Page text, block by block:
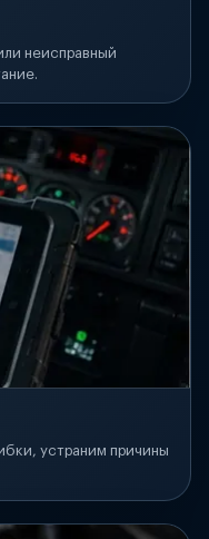
неисправный
устраним причины